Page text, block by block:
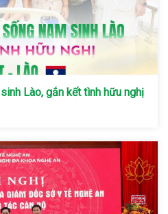
Lào, gắn kết tình hữu nghị